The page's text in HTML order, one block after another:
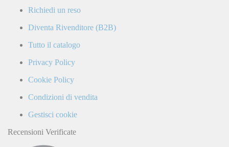
Richiedi un reso
Diventa Rivenditore (B2B)
Tutto il catalogo
Privacy Policy
Cookie Policy
Condizioni di vendita
Gestisci cookie
Recensioni Verificate